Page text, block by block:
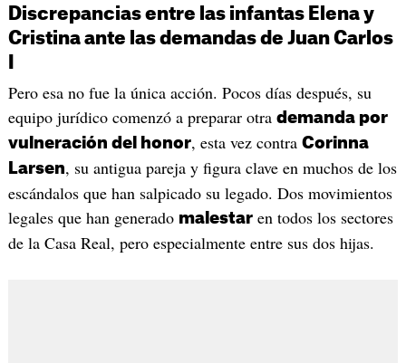
Discrepancias entre las infantas Elena y
Cristina ante las demandas de Juan Carlos
Pero esa no fue la única acción. Pocos días después, su
equipo jurídico comenzó a preparar otra demanda por
vulneración del honor, esta vez contra Corinna
Larsen, su antigua pareja y figura clave en muchos de los
escándalos que han salpicado su legado. Dos movimientos
legales que han generado malestaren todos los sectores
de la Casa Real, pero especialmente entre sus dos hijas.